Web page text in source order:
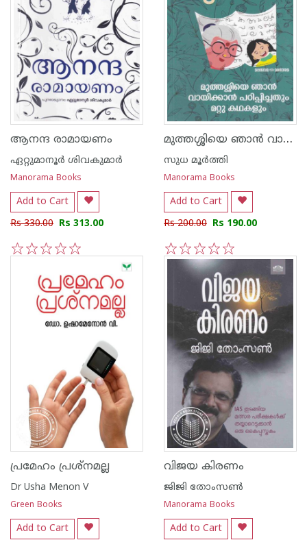
ആനന്ദ രാമായണം
ഏറ്റുമാനൂര്‍ ശിവകുമാര്‍
Manorama Books
Add to Cart
Rs 330.00 Rs 313.00
മുത്തശ്ശിയെ ഞാൻ വായിക്കാൻ പഠിപ്പിച്ചതും മറ്റു കഥകളും
സുധ മൂര്‍ത്തി
Manorama Books
Add to Cart
Rs 200.00 Rs 190.00
5
4
3
2
1
പ്രമേഹം പ്രശ്നമല്ല
Dr Usha Menon V
Green Books
Add to Cart
വിജയ കിരണം
ജിജി തോംസണ്‍
Manorama Books
Add to Cart